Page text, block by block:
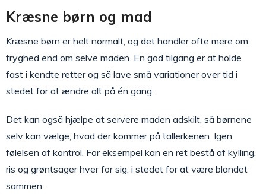
Kræsne børn og mad
Kræsne børn er helt normalt, og det handler ofte mere om
tryghed end om selve maden. En god tilgang er at holde
fast i kendte retter og så lave små variationer over tid i
stedet for at ændre alt på én gang.
Det kan også hjælpe at servere maden adskilt, så børnene
selv kan vælge, hvad der kommer på tallerkenen. Igen
følelsen af kontrol. For eksempel kan en ret bestå af kylling,
ris og grøntsager hver for sig, i stedet for at være blandet
sammen.